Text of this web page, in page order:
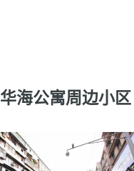
华海公寓周边小区